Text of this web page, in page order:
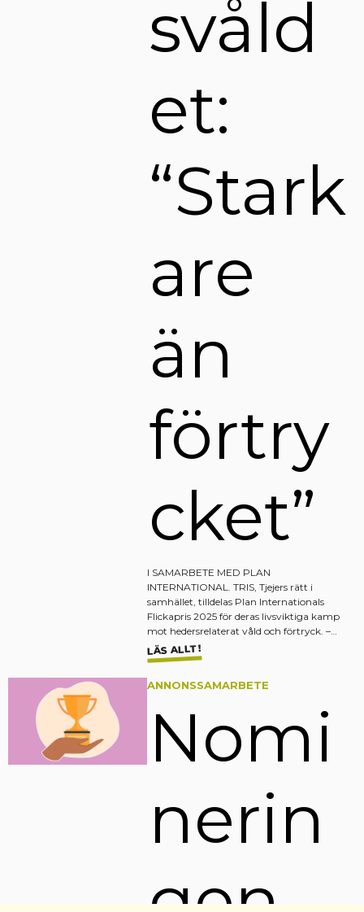
svåld
et:
“Stark
are
än
förtry
cket”
I SAMARBETE MED PLAN
INTERNATIONAL. TRIS, Tjejers rätt i
samhället, tilldelas Plan Internationals
Flickapris 2025 för deras livsviktiga kamp
mot hedersrelaterat våld och förtryck. –…
LÄS ALLT!
ANNONSSAMARBETE
Nomi
nerin